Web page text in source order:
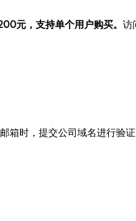
元，支持单个用户购买。访
箱时，提交公司域名进行验